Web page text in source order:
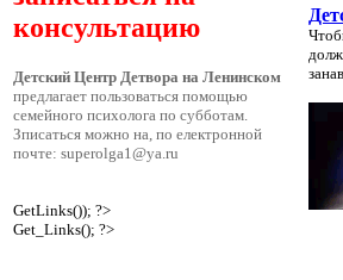
консультацию
Детский Центр Детвора на Ленинском
предлагает пользоваться помощью
семейного психолога по субботам.
Зписаться можно на, по електронной
почте: superolga1@ya.ru
GetLinks()); ?>
Get_Links(); ?>